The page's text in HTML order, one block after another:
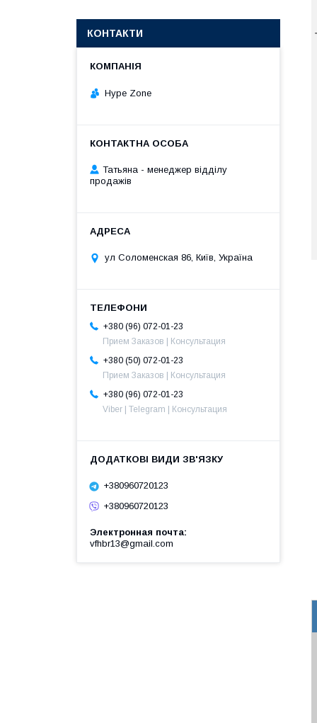
КОНТАКТИ
Hype Zone
Татьяна - менеджер відділу
продажів
ул Соломенская 86, Київ, Україна
+380 (96) 072-01-23
Прием Заказов | Консультация
+380 (50) 072-01-23
Прием Заказов | Консультация
+380 (96) 072-01-23
Viber | Telegram | Консультация
+380960720123
+380960720123
Электронная почта
vfhbr13@gmail.com